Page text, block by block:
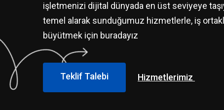
işletmenizi dijital dünyada en üst seviyeye
temel alarak sunduğumuz hizmetlerle, iş
büyütmek için buradayız
Teklif Talebi Hizmetlerimiz